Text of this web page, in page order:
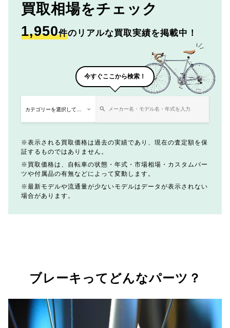
買取相場をチェック
1,950件のリアルな買取実績を掲載中！
今すぐここから検索！
表示される買取価格は過去の実績であり、現在の査定額を保
証するものではありません。
買取価格は、自転車の状態・年式・市場相場・カスタムパー
ツや付属品の有無などによって変動します。
最新モデルや流通量が少ないモデルはデータが表示されない
場合があります。
ブレーキってどんなパーツ？